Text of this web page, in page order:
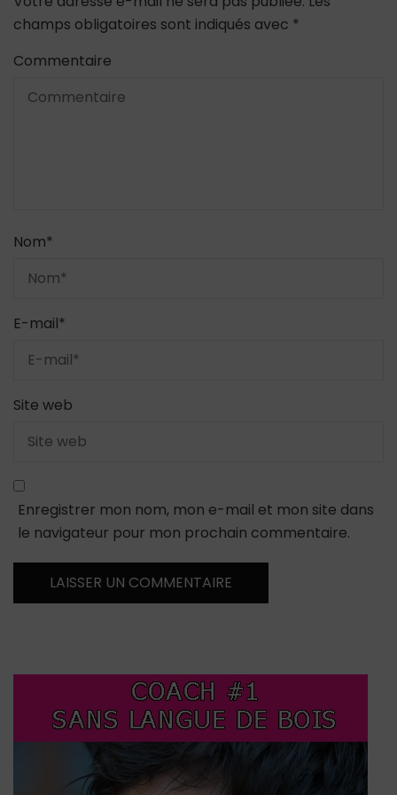
champs obligatoires sont indiqués avec *
Commentaire
Nom*
E-mail*
Site web
Enregistrer mon nom, mon e-mail et mon site dans
le navigateur pour mon prochain commentaire.